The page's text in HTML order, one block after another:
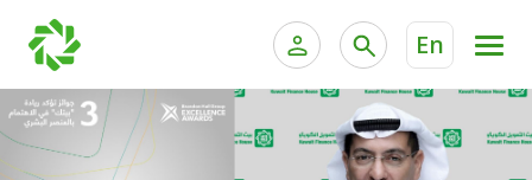
En
الخدمات المصرفية الإلكترونية للأفراد
الخدمات المصرفية للأفراد الخدمات المالية الخاصة